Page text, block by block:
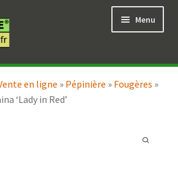
Menu
menu
Ouvrir
en ligne » Pépinière » Fougères »
‘Lady in Red’